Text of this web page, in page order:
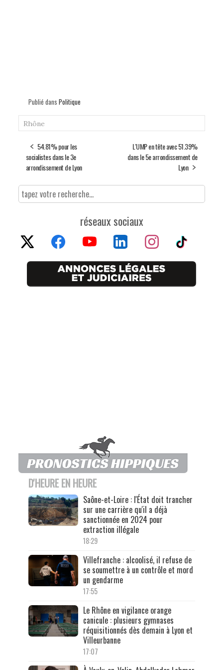
Publié dans Politique
Rhône
54.81% pour les
socialistes dans le 3e
arrondissement de Lyon
L'UMP en tête avec 51.39%
dans le 5e arrondissement de
Lyon
réseaux sociaux
D'HEURE EN HEURE
Saône-et-Loire : l'État doit trancher
sur une carrière qu'il a déjà
sanctionnée en 2024 pour
extraction illégale
18:29
Villefranche : alcoolisé, il refuse de
se soumettre à un contrôle et mord
un gendarme
17:55
Le Rhône en vigilance orange
canicule : plusieurs gymnases
réquisitionnés dès demain à Lyon et
Villeurbanne
17:07